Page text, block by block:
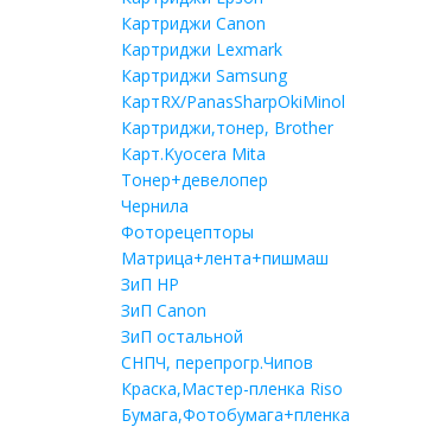
Картриджи Canon
Картриджи Lexmark
Картриджи Samsung
КартRX/PanasSharpOkiMinol
Картриджи,тонер, Brother
Карт.Kyocera Mita
Тонер+девелопер
Чернила
Фоторецепторы
Матрица+лента+пишмаш
ЗиП HP
ЗиП Саnon
ЗиП остальной
СНПЧ, перепрогр.Чипов
Краска,Мастер-пленка Riso
Бумага,Фотобумага+пленка